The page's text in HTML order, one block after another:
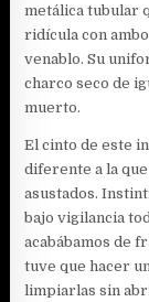
metálica tubular
ridícula con
venablo. Su
charco seco de
muerto.
El cinto de este
diferente a la
asustados.
bajo vigilancia
acabábamos de
tuve que hacer
limpiarlas sin